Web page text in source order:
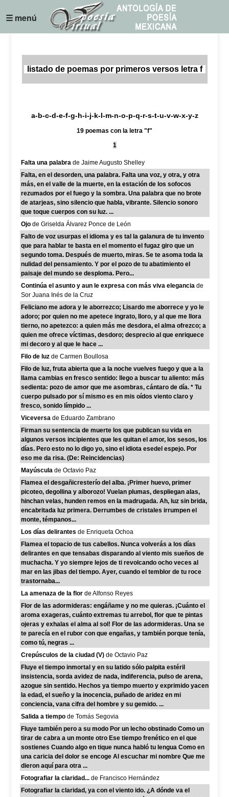
☰ menú
listado de poemas por primeros versos letra f
a-b-c-d-e-f-g-h-i-j-k-l-m-n-o-p-q-r-s-t-u-v-w-x-y-z
19 poemas con la letra "f"
1
Falta una palabra de Jaime Augusto Shelley
Falta, en el desorden, una palabra. Falta una voz, y otra, y otra
más, en el valle de la muerte, en la estación de los sofocos
rezumados por el fuego y la sombra. Una palabra que no brote
de atarjeas, sino silencio que habla, vibrante. Silencio sonoro
que toque cuerpos con su luz. ...
Ojo de Griselda Álvarez Ponce de León
Falto de voz usurpas el idioma y es tal la galanura de tu invento
que para hablar te basta en el momento el fugaz giro que un
segundo toma. Después de muerto, miras. Se te asoma toda la
nulidad del pensamiento. Y por el pozo de tu abatimiento el
paisaje del mundo se desploma. Pero...
Continúa el asunto y aun le expresa con más viva elegancia de
Sor Juana Inés de la Cruz
Feliciano me adora y le aborrezco; Lisardo me aborrece y yo le
adoro; por quien no me apetece ingrato, lloro, y al que me llora
tierno, no apetezco: a quien más me desdora, el alma ofrezco; a
quien me ofrece víctimas, desdoro; desprecio al que enriquece
mi decoro y al que le hace ...
Filo de luz de Carmen Boullosa
Filo de luz, fruta abierta que a la noche vuelves fuego y que a la
llama cambias en fresco sentido: llego a buscar tu aliento: más
sedienta: pozo de amor que me asombras, cántaro de día. * Tu
cuerpo pulsado por sí mismo es en mis oídos viento claro y
fresco, sonido límpido ...
Viceversa de Eduardo Zambrano
Firman su sentencia de muerte los que publican su vida en
algunos versos incipientes que les quitan el amor, los sesos, los
días. Pero esto no lo digo yo, sino el idiota esedel espejo. Por
eso me da risa. (De: Reincidencias)
Mayúscula de Octavio Paz
Flamea el desgañicresterío del alba. ¡Primer huevo, primer
picoteo, degollina y alborozo! Vuelan plumas, despliegan alas,
hinchan velas, hunden remos en la madrugada. Ah, luz sin brida,
encabritada luz primera. Derrumbes de cristales irrumpen el
monte, témpanos...
Los días delirantes de Enriqueta Ochoa
Flamea el topacio de tus cabellos. Nunca volverás a los días
delirantes en que tensabas disparando al viento mis sueños de
muchacha. Y yo siempre lejos de ti revolcando ocho veces al
mar en las jibas del tiempo. Ayer, cuando el temblor de tu roce
trastornaba...
La amenaza de la flor de Alfonso Reyes
Flor de las adormideras: engáñame y no me quieras. ¡Cuánto el
aroma exageras, cuánto extremas tu arrebol, flor que te pintas
ojeras y exhalas el alma al sol! Flor de las adormideras. Una se
te parecía en el rubor con que engañas, y también porque tenía,
como tú, negras ...
Crepúsculos de la ciudad (V) de Octavio Paz
Fluye el tiempo inmortal y en su latido sólo palpita estéril
insistencia, sorda avidez de nada, indiferencia, pulso de arena,
azogue sin sentido. Hechos ya tiempo muerto y exprimido yacen
la edad, el sueño y la inocencia, puñado de aridez en mi
conciencia, vana cifra del hombre y su gemido. ...
Salida a tiempo de Tomás Segovia
Fluye también pero a su modo Por un lecho obstinado Como un
tirar de cabra a un monte otro Ese tiempo frenético en el que
sostienes Cuando algo en tique nunca habló tu lengua Como en
una caricia del dolor se encoge Al escuchar mi nombre Que me
dieron aquí para otra ...
Fotografiar la claridad... de Francisco Hernández
Fotografiar la claridad, ya con el viento ido. ¿A dónde va el